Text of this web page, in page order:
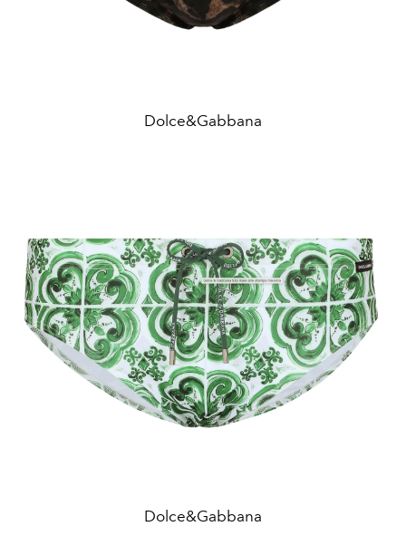
Dolce&Gabbana
Dolce&Gabbana